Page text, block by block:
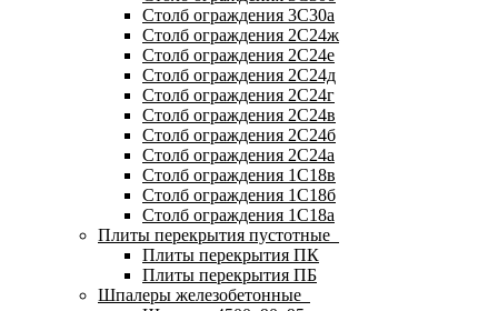
Столб ограждения 3С30а
Столб ограждения 2С24ж
Столб ограждения 2С24е
Столб ограждения 2С24д
Столб ограждения 2С24г
Столб ограждения 2С24в
Столб ограждения 2С24б
Столб ограждения 2С24а
Столб ограждения 1С18в
Столб ограждения 1С18б
Столб ограждения 1С18а
Плиты перекрытия пустотные
Плиты перекрытия ПК
Плиты перекрытия ПБ
Шпалеры железобетонные